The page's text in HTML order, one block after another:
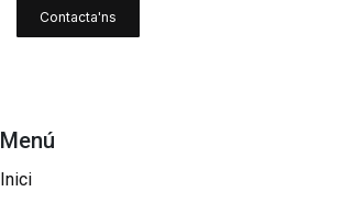
Contacta'ns
Menú
Inici